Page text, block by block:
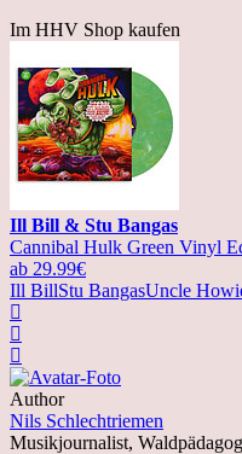
Im HHV Shop kaufen
Ill Bill & Stu Bangas
Cannibal Hulk Green Vinyl
ab 29.99€
Ill BillStu BangasUncle
Author
Nils Schlechtriemen
Musikjournalist,